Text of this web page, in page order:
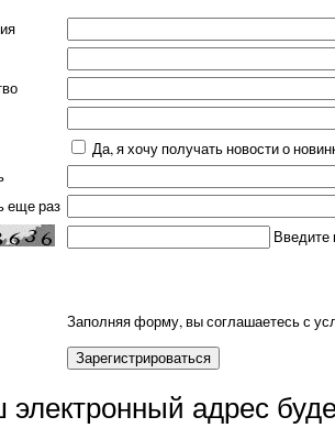
Да, я хочу получать новости о
еще раз
Введите
Заполняя форму, вы соглашаетесь с
адрес